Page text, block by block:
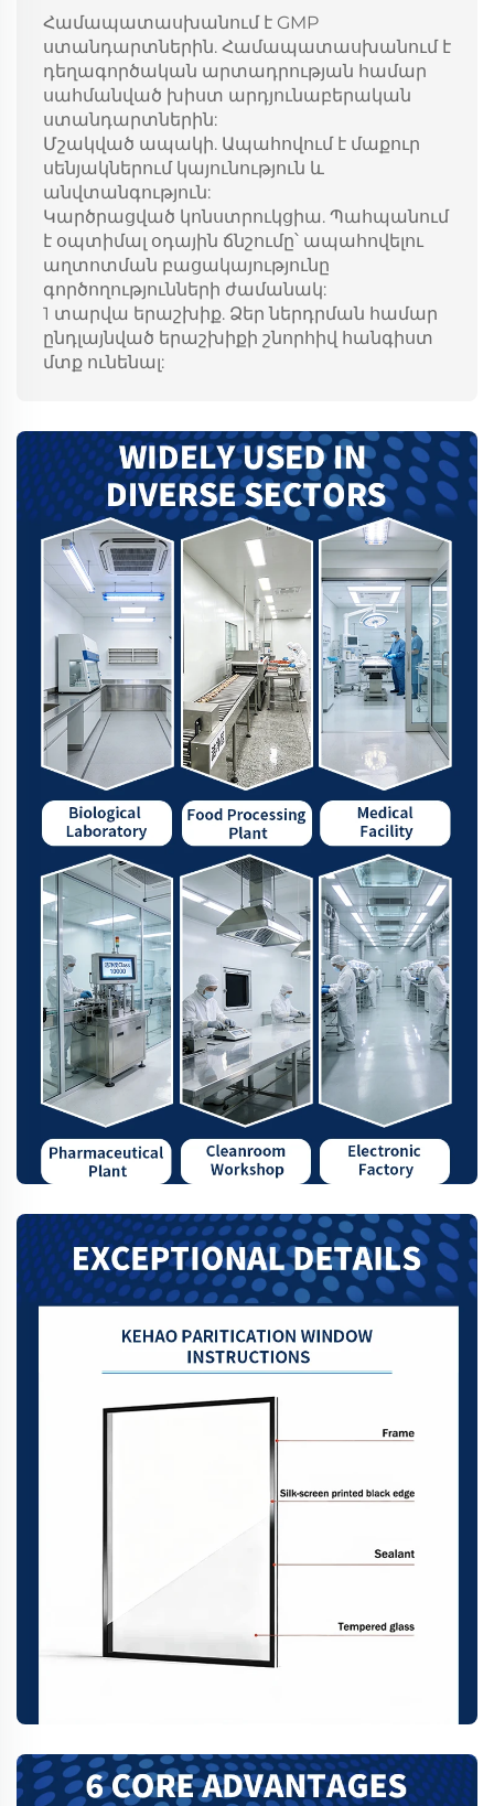
Համապատասխանում է GMP
ստանդարտներին. Համապատասխանում է
դեղագործական արտադրության համար
սահմանված խիստ արդյունաբերական
ստանդարտներին:
Մշակված ապակի. Ապահովում է մաքուր
սենյակներում կայունություն և
անվտանգություն:
Կարծրացված կոնստրուկցիա. Պահպանում
է օպտիմալ օդային ճնշումը՝ ապահովելու
աղտոտման բացակայությունը
գործողությունների ժամանակ:
1 տարվա երաշխիք. Ձեր ներդրման համար
ընդլայնված երաշխիքի շնորհիվ հանգիստ
մտք ունենալ: